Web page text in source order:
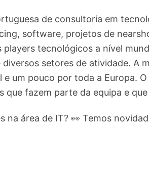
de consultoria em
software, projetos de
tecnológicos a nível
setores de atividade. A
um pouco por toda a Europa.
que fazem parte da equipa e
área de IT? 👀 Temos